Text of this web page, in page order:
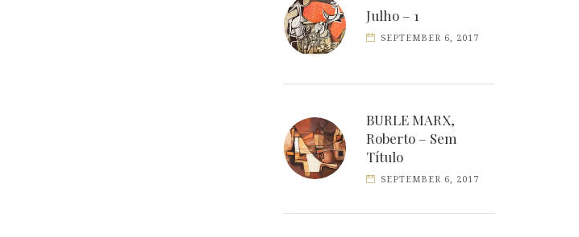
Julho – 1
SEPTEMBER 6, 2017
BURLE MARX,
Roberto – Sem
Título
SEPTEMBER 6, 2017